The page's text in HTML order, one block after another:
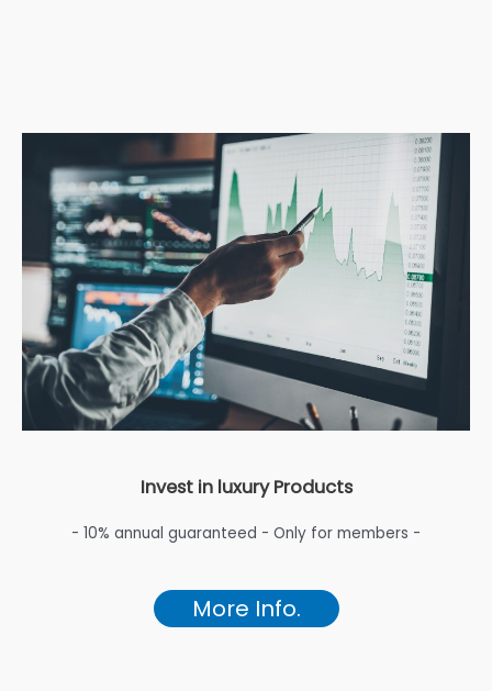
Invest in luxury Products
- 10% annual guaranteed - Only for members -
More Info.